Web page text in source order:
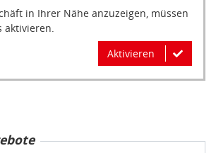
in Ihrer Nähe anzuzeigen, müssen
aktivieren.
Aktivieren